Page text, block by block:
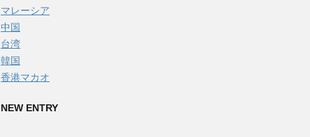
マレーシア
中国
台湾
韓国
香港マカオ
NEW ENTRY